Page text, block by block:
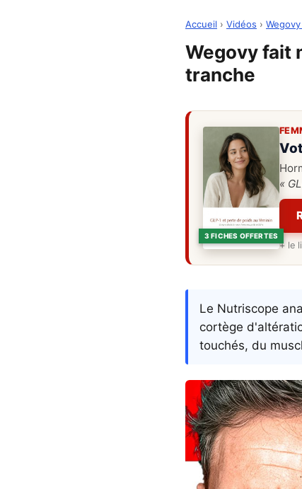
Accueil › Vidéos ›
Wegovy fait
tranche
3 FICHES OFFERTES
«
+ le
Le Nutriscope
cortège
touchés, du